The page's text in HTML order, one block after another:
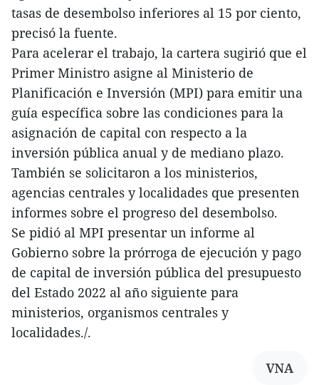
tasas de desembolso inferiores al 15 por ciento,
precisó la fuente.
Para acelerar el trabajo, la cartera sugirió que el
Primer Ministro asigne al Ministerio de
Planificación e Inversión (MPI) para emitir una
guía específica sobre las condiciones para la
asignación de capital con respecto a la
inversión pública anual y de mediano plazo.
También se solicitaron a los ministerios,
agencias centrales y localidades que presenten
informes sobre el progreso del desembolso.
Se pidió al MPI presentar un informe al
Gobierno sobre la prórroga de ejecución y pago
de capital de inversión pública del presupuesto
del Estado 2022 al año siguiente para
ministerios, organismos centrales y
localidades./.
VNA